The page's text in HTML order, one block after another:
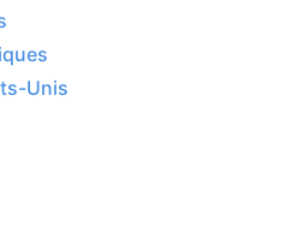
Unis